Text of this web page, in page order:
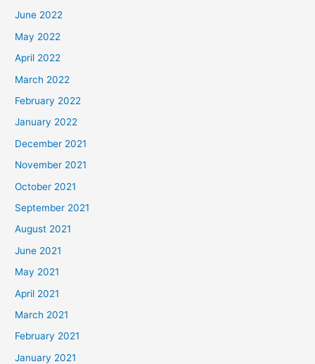
June 2022
May 2022
April 2022
March 2022
February 2022
January 2022
December 2021
November 2021
October 2021
September 2021
August 2021
June 2021
May 2021
April 2021
March 2021
February 2021
January 2021